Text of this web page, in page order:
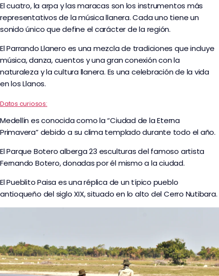
El cuatro, la arpa y las maracas son los instrumentos más
representativos de la música llanera. Cada uno tiene un
sonido único que define el carácter de la región.
El Parrando Llanero es una mezcla de tradiciones que incluye
música, danza, cuentos y una gran conexión con la
naturaleza y la cultura llanera. Es una celebración de la vida
en los Llanos.
Datos curiosos:
Medellín es conocida como la “Ciudad de la Eterna
Primavera” debido a su clima templado durante todo el año.
El Parque Botero alberga 23 esculturas del famoso artista
Fernando Botero, donadas por él mismo a la ciudad.
El Pueblito Paisa es una réplica de un típico pueblo
antioqueño del siglo XIX, situado en lo alto del Cerro Nutibara.